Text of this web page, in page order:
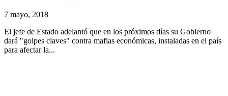
7 mayo, 2018
El jefe de Estado adelantó que en los próximos días su Gobierno
dará "golpes claves" contra mafias económicas, instaladas en el país
para afectar la...